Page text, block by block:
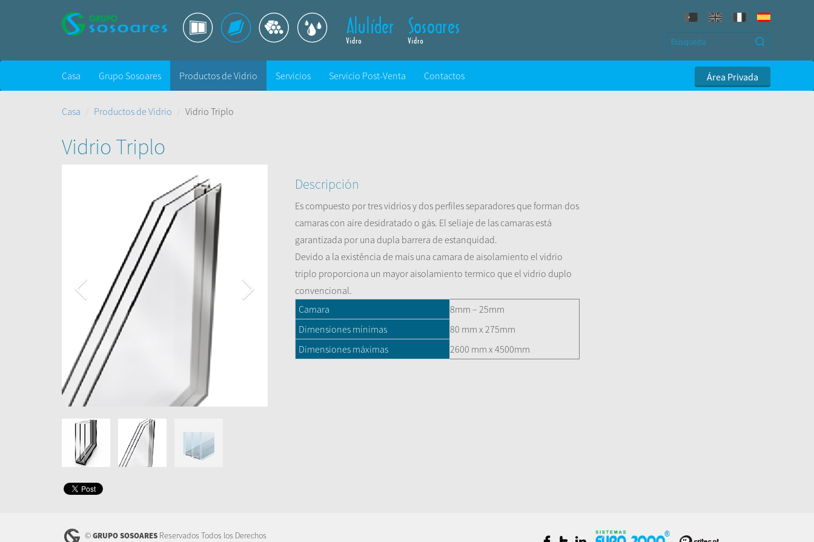
Área Privada
Casa Grupo Sosoares Productos de Vidrio Servicios Servicio Post-Venta Contactos
Casa Productos de Vidrio Vidrio Triplo
Vidrio Triplo
Descripción
Es compuesto por tres vidrios y dos perfiles separadores que forman dos
camaras con aire desidratado o gás. El seliaje de las camaras está
garantizada por una dupla barrera de estanquidad.
Devido a la existência de mais una camara de aisolamiento el vidrio
triplo proporciona un mayor aisolamiento termico que el vidrio duplo
convencional.
Camara
8mm – 25mm
Dimensiones mínimas
80 mm x 275mm
Dimensiones máximas
2600 mm x 4500mm
©GRUPO SOSOARES Reservados Todos los Derechos